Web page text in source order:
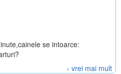
se intoarce:
› vrei mai mult